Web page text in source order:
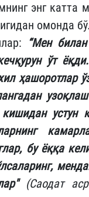
энг
омонда
“Мен
ўт
ҳашоротлар
устун
бу ёққа
(Саодат